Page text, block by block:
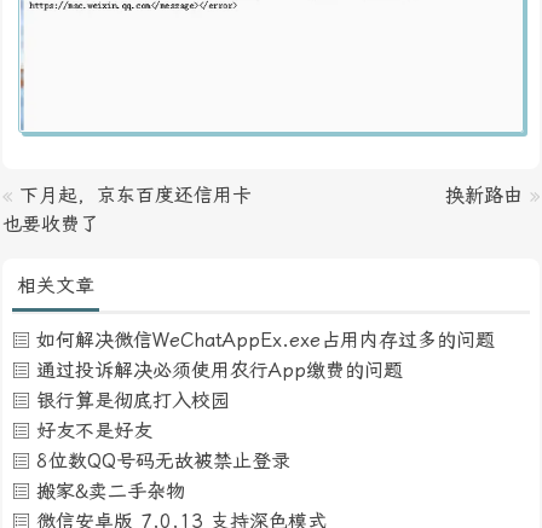
« 下月起，京东百度还信用卡
也要收费了
换新路由 »
相关文章
如何解决微信WeChatAppEx.exe占用内存过多的问题
通过投诉解决必须使用农行App缴费的问题
银行算是彻底打入校园
好友不是好友
8位数QQ号码无故被禁止登录
搬家&卖二手杂物
微信安卓版 7.0.13 支持深色模式